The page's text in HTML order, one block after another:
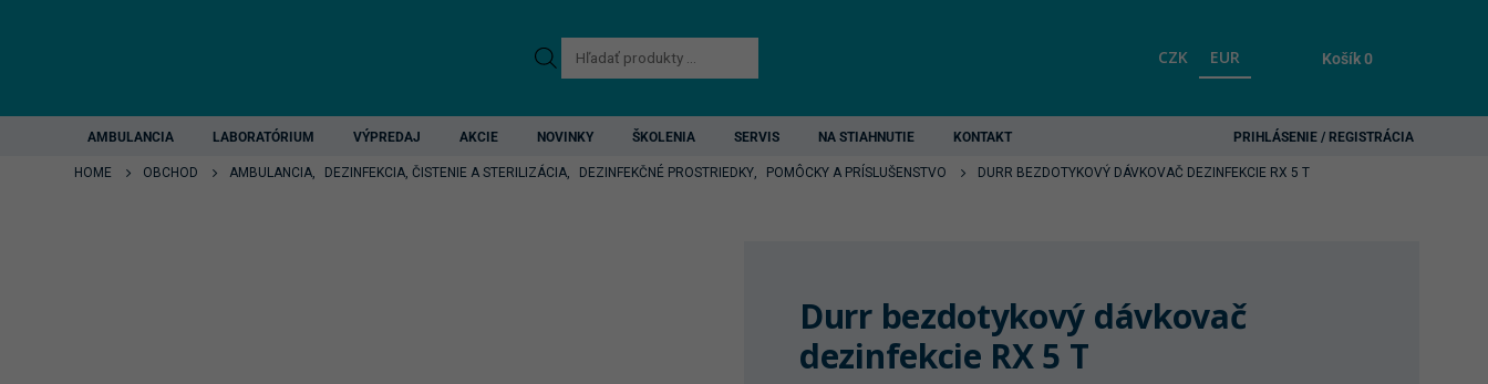
Products
search
CZK EUR Košík0
AMBULANCIA LABORATÓRIUM VÝPREDAJ AKCIE NOVINKY ŠKOLENIA SERVIS NA STIAHNUTIE KONTAKT PRIHLÁSENIE / REGISTRÁCIA
HOME OBCHOD AMBULANCIA, DEZINFEKCIA, ČISTENIE A STERILIZÁCIA, DEZINFEKČNÉ PROSTRIEDKY, POMÔCKY A PRÍSLUŠENSTVO DURR BEZDOTYKOVÝ DÁVKOVAČ DEZINFEKCIE RX 5 T
Durr bezdotykový dávkovač
dezinfekcie RX 5 T